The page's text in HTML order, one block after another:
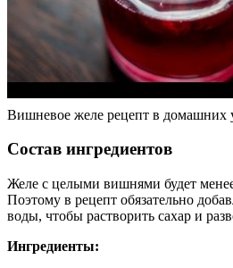
Вишневое желе рецепт в домашних
Состав ингредиентов
Желе с целыми вишнями будет
Поэтому в рецепт обязательно
воды, чтобы растворить сахар и
Ингредиенты: